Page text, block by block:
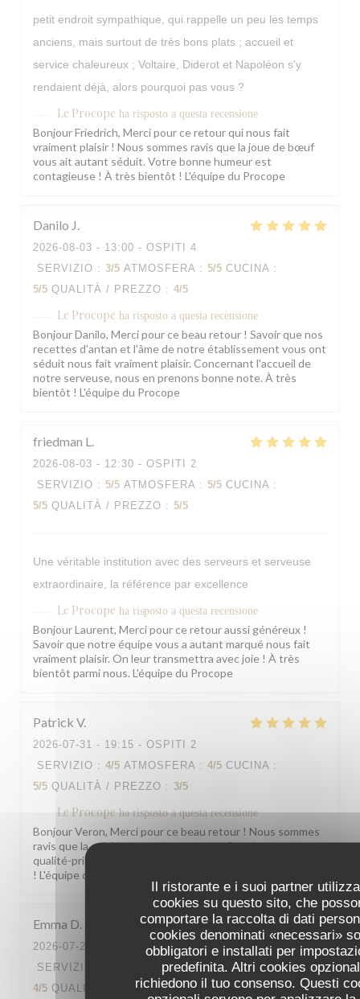
Il ristorante e i suoi partner
cookies su questo sito, che
comportare la raccolta di dati
cookies denominati «necessari»
obbligatori e installati per
predefinita. Altri cookies
richiedono il tuo consenso. Questi
petit endroit sympathique, qui rappelle un peu les temps
anciens, mais surtout de très bons plats ; accueil et
service chaleureux ; Voltaire, Diderot et Napoléon s'y
rendaient déjà, alors pourquoi pas vous ?
Le Procope ha risposto a questa recensione
Bonjour Friedrich, Merci pour ce retour qui nous fait
vraiment plaisir ! Nous sommes ravis que la joue de bœuf
vous ait autant séduit. Votre bonne humeur est
contagieuse ! À très bientôt ! L'équipe du Procope
Danilo J
2026-08-03 - 13:00 - OSPITI 4
SERVIZIO : 3/5 ATMOSFERA : 5/5 CUCINA :
5/5 QUALITÀ / PREZZO : 4/5
Le Procope ha risposto a questa recensione
Bonjour Danilo, Merci pour ce beau retour ! Savoir que nos
recettes d'antan et l'âme de notre établissement vous ont
séduit nous fait vraiment plaisir. Concernant l'accueil de
notre serveuse, nous en prenons bonne note. À très
bientôt ! L'équipe du Procope
friedman L
2026-08-03 - 12:30 - OSPITI 2
SERVIZIO : 5/5 ATMOSFERA : 5/5 CUCINA :
5/5 QUALITÀ / PREZZO : 5/5
Une véritable institution avec des serveurs et serveuse
extraordinaire, la référence par excellence
Le Procope ha risposto a questa recensione
Bonjour Laurent, Merci pour ce retour aussi généreux !
Savoir que notre équipe vous a autant marqué nous fait
vraiment plaisir. On leur transmettra avec joie ! À très
bientôt parmi nous. L'équipe du Procope
Patrick V
2026-07-31 - 19:15 - OSPITI 2
SERVIZIO : 4/5 ATMOSFERA : 4/5 CUCINA :
5/5 QUALITÀ / PREZZO : 3/5
Le Procope ha risposto a questa recensione
Bonjour Veron, Merci pour ce beau retour ! Nous sommes
ravis que la cuisine vous ait autant plu. Pour le rapport
qualité-prix, votre remarque est bien notée. À très bientôt
! L'équipe du Procope
Emma D
2026-07-29
- 18:30 - OSPITI 2
SERVIZIO
ATMOSFERA: 4/5 CUCINA:
4/5 QUALITÀ / PREZZO: 4/5